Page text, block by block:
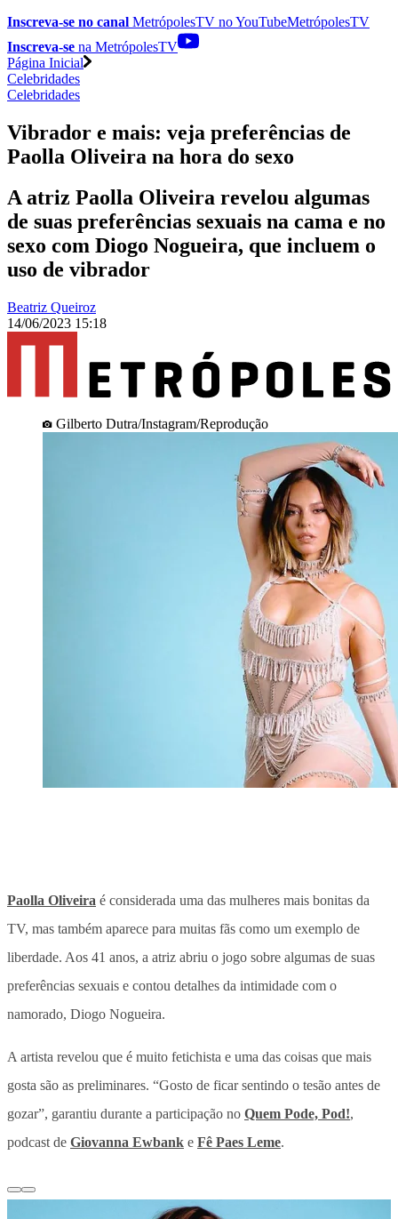
Inscreva-se no canal MetrópolesTV noYouTubeMetrópolesTV
Inscreva-se na MetrópolesTV
Página Inicial
Celebridades
Celebridades
Vibrador e mais: veja preferências de
Paolla Oliveira na hora do sexo
A atriz Paolla Oliveira revelou algumas
de suas preferências sexuais na cama e no
sexo com Diogo Nogueira, que incluem o
uso de vibrador
Beatriz Queiroz
14/06/2023 15:18
Gilberto Dutra/Instagram/Reprodução
Paolla Oliveira é considerada uma das mulheres mais bonitas da
TV, mas também aparece para muitas fãs como um exemplo de
liberdade. Aos 41 anos, a atriz abriu o jogo sobre algumas de suas
preferências sexuais e contou detalhes da intimidade com o
namorado, Diogo Nogueira.
A artista revelou que é muito fetichista e uma das coisas que mais
gosta são as preliminares. “Gosto de ficar sentindo o tesão antes de
gozar”, garantiu durante a participação no Quem Pode, Pod!,
podcast de Giovanna Ewbank e Fê Paes Leme.